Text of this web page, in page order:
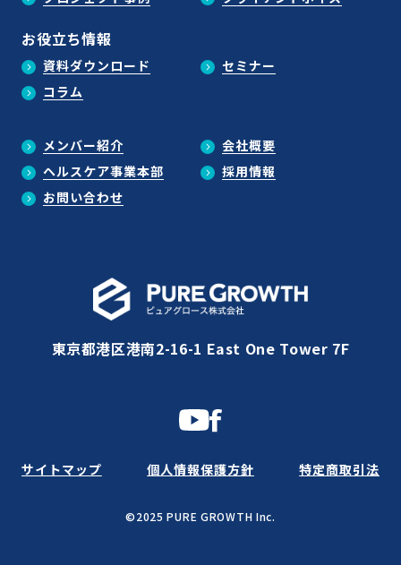
お役立ち情報
資料ダウンロード
セミナー
コラム
メンバー紹介
会社概要
ヘルスケア事業本部
採用情報
お問い合わせ
東京都港区港南2-16-1 East One Tower 7F
©2025 PURE GROWTH Inc.
サイトマップ 個人情報保護方針 特定商取引法